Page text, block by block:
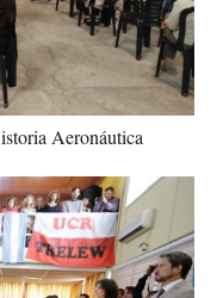
Aeronáutica